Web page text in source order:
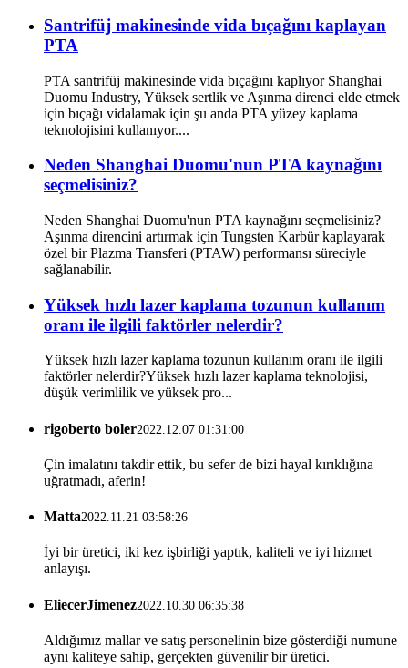
Santrifüj makinesinde vida bıçağını kaplayan
PTA
PTA santrifüj makinesinde vida bıçağını kaplıyor Shanghai
Duomu Industry, Yüksek sertlik ve Aşınma direnci elde etmek
için bıçağı vidalamak için şu anda PTA yüzey kaplama
teknolojisini kullanıyor....
Neden Shanghai Duomu'nun PTA kaynağını
seçmelisiniz?
Neden Shanghai Duomu'nun PTA kaynağını seçmelisiniz?
Aşınma direncini artırmak için Tungsten Karbür kaplayarak
özel bir Plazma Transferi (PTAW) performansı süreciyle
sağlanabilir.
Yüksek hızlı lazer kaplama tozunun kullanım
oranı ile ilgili faktörler nelerdir?
Yüksek hızlı lazer kaplama tozunun kullanım oranı ile ilgili
faktörler nelerdir?Yüksek hızlı lazer kaplama teknolojisi,
düşük verimlilik ve yüksek pro...
rigoberto boler2022.12.07 01:31:00
Çin imalatını takdir ettik, bu sefer de bizi hayal kırıklığına
uğratmadı, aferin!
Matta2022.11.21 03:58:26
İyi bir üretici, iki kez işbirliği yaptık, kaliteli ve iyi hizmet
anlayışı.
EliecerJimenez2022.10.30 06:35:38
Aldığımız mallar ve satış personelinin bize gösterdiği numune
aynı kaliteye sahip, gerçekten güvenilir bir üretici.